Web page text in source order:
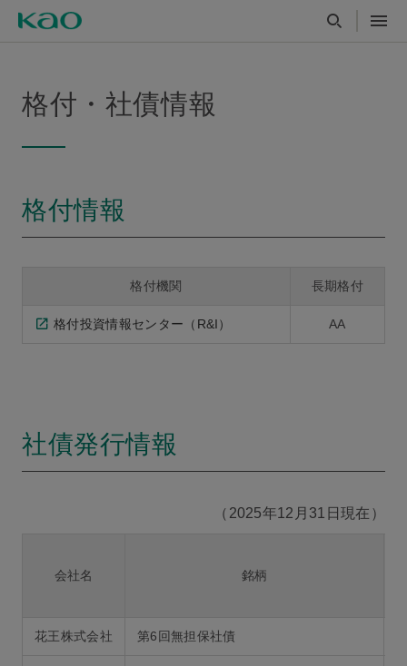
格付・社債情報
格付情報
格付機関 長期格付
格付投資情報センター（R&I） AA
社債発行情報
（2025年12月31日現在）
会社名 銘柄
花王株式会社 第6回無担保社債